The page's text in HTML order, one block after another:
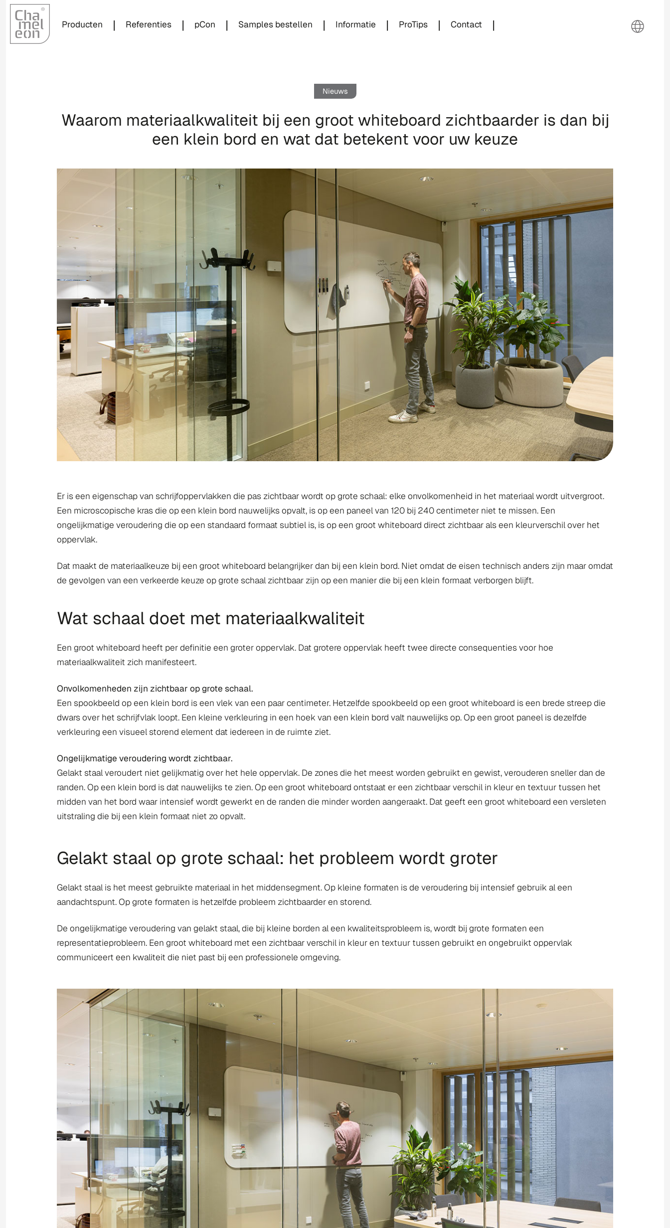
Producten | Referenties | pCon | Samples bestellen | Informatie | ProTips | Contact |
Nieuws
Waarom materiaalkwaliteit bij een groot whiteboard zichtbaarder is dan bij
een klein bord en wat dat betekent voor uw keuze
Er is een eigenschap van schrijfoppervlakken die pas zichtbaar wordt op grote schaal: elke onvolkomenheid in het materiaal wordt uitvergroot.
Een microscopische kras die op een klein bord nauwelijks opvalt, is op een paneel van 120 bij 240 centimeter niet te missen. Een
ongelijkmatige veroudering die op een standaard formaat subtiel is, is op een groot whiteboard direct zichtbaar als een kleurverschil over het
oppervlak.
Dat maakt de materiaalkeuze bij een groot whiteboard belangrijker dan bij een klein bord. Niet omdat de eisen technisch anders zijn maar omdat
de gevolgen van een verkeerde keuze op grote schaal zichtbaar zijn op een manier die bij een klein formaat verborgen blijft.
Wat schaal doet met materiaalkwaliteit
Een groot whiteboard heeft per definitie een groter oppervlak. Dat grotere oppervlak heeft twee directe consequenties voor hoe
materiaalkwaliteit zich manifesteert.
Onvolkomenheden zijn zichtbaar op grote schaal.
Een spookbeeld op een klein bord is een vlek van een paar centimeter. Hetzelfde spookbeeld op een groot whiteboard is een brede streep die
dwars over het schrijfvlak loopt. Een kleine verkleuring in een hoek van een klein bord valt nauwelijks op. Op een groot paneel is dezelfde
verkleuring een visueel storend element dat iedereen in de ruimte ziet.
Ongelijkmatige veroudering wordt zichtbaar.
Gelakt staal veroudert niet gelijkmatig over het hele oppervlak. De zones die het meest worden gebruikt en gewist, verouderen sneller dan de
randen. Op een klein bord is dat nauwelijks te zien. Op een groot whiteboard ontstaat er een zichtbaar verschil in kleur en textuur tussen het
midden van het bord waar intensief wordt gewerkt en de randen die minder worden aangeraakt. Dat geeft een groot whiteboard een versleten
uitstraling die bij een klein formaat niet zo opvalt.
Gelakt staal op grote schaal: het probleem wordt groter
Gelakt staal is het meest gebruikte materiaal in het middensegment. Op kleine formaten is de veroudering bij intensief gebruik al een
aandachtspunt. Op grote formaten is hetzelfde probleem zichtbaarder en storend.
De ongelijkmatige veroudering van gelakt staal, die bij kleine borden al een kwaliteitsprobleem is, wordt bij grote formaten een
representatieprobleem. Een groot whiteboard met een zichtbaar verschil in kleur en textuur tussen gebruikt en ongebruikt oppervlak
communiceert een kwaliteit die niet past bij een professionele omgeving.